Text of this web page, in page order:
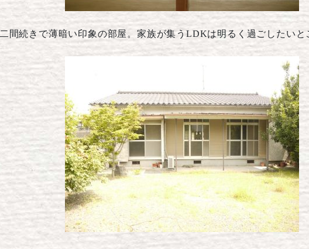
二間続きで薄暗い印象の部屋。家族が集うLDKは明るく過ごしたいと